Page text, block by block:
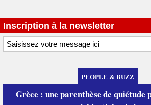
Inscription à la newsletter
PEOPLE & BUZZ
Grèce : une parenthèse de quiétude